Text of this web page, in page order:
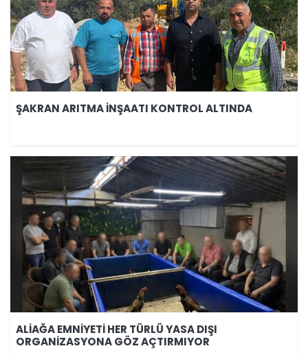
ŞAKRAN ARITMA İNŞAATI KONTROL ALTINDA
ALİAĞA EMNİYETİ HER TÜRLÜ YASA DIŞI
ORGANİZASYONA GÖZ AÇTIRMIYOR